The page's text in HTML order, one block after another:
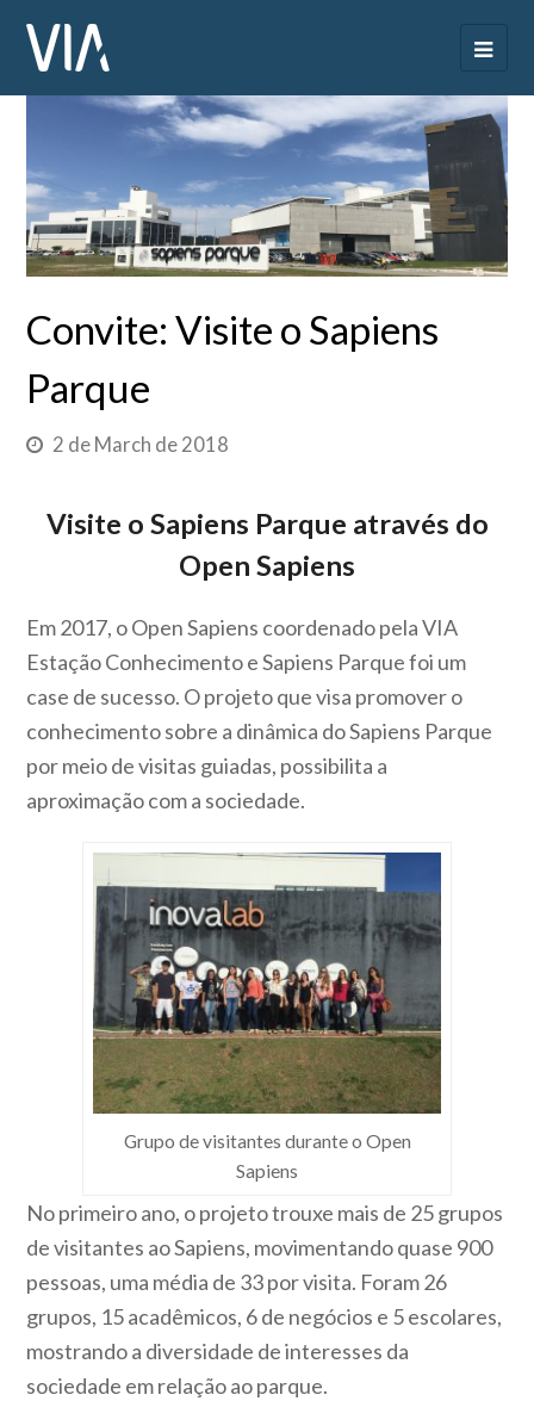
Convite: Visite o Sapiens
Parque
2 de March de 2018
Visite o Sapiens Parque através do
Open Sapiens
Em 2017, o Open Sapiens coordenado pela VIA
Estação Conhecimento e Sapiens Parque foi um
case de sucesso. O projeto que visa promover o
conhecimento sobre a dinâmica do Sapiens Parque
por meio de visitas guiadas, possibilita a
aproximação com a sociedade.
Grupo de visitantes durante o Open
Sapiens
No primeiro ano, o projeto trouxe mais de 25 grupos
de visitantes ao Sapiens, movimentando quase 900
pessoas, uma média de 33 por visita. Foram 26
grupos, 15 acadêmicos, 6 de negócios e 5 escolares,
mostrando a diversidade de interesses da
sociedade em relação ao parque.